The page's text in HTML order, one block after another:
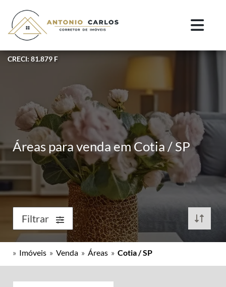
CRECI: 81.879 F
Áreas para venda em Cotia / SP
Filtrar
» Imóveis » Venda » Áreas » Cotia / SP